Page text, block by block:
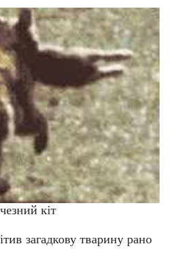
кіт
загадкову тварину рано